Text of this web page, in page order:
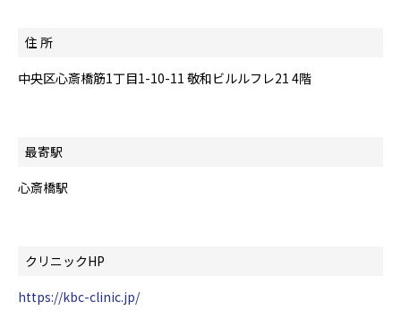
住 所
中央区心斎橋筋1丁目1-10-11 敬和ビルルフレ21 4階
最寄駅
心斎橋駅
クリニックHP
https://kbc-clinic.jp/